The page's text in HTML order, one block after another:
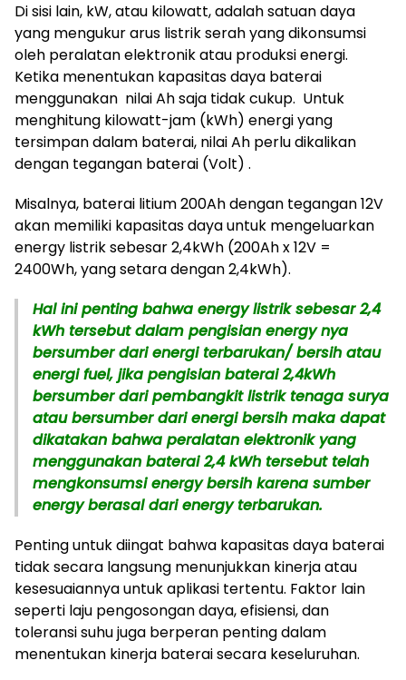
Di sisi lain, kW, atau kilowatt, adalah satuan daya
yang mengukur arus listrik serah yang dikonsumsi
oleh peralatan elektronik atau produksi energi.
Ketika menentukan kapasitas daya baterai
menggunakan nilai Ah saja tidak cukup. Untuk
menghitung kilowatt-jam (kWh) energi yang
tersimpan dalam baterai, nilai Ah perlu dikalikan
dengan tegangan baterai (Volt) .
Misalnya, baterai litium 200Ah dengan tegangan 12V
akan memiliki kapasitas daya untuk mengeluarkan
energy listrik sebesar 2,4kWh (200Ah x 12V =
2400Wh, yang setara dengan 2,4kWh).
Hal ini penting bahwa energy listrik sebesar 2,4
kWh tersebut dalam pengisian energy nya
bersumber dari energi terbarukan/ bersih atau
energi fuel, jika pengisian baterai 2,4kWh
bersumber dari pembangkit listrik tenaga surya
atau bersumber dari energi bersih maka dapat
dikatakan bahwa peralatan elektronik yang
menggunakan baterai 2,4 kWh tersebut telah
mengkonsumsi energy bersih karena sumber
energy berasal dari energy terbarukan.
Penting untuk diingat bahwa kapasitas daya baterai
tidak secara langsung menunjukkan kinerja atau
kesesuaiannya untuk aplikasi tertentu. Faktor lain
seperti laju pengosongan daya, efisiensi, dan
toleransi suhu juga berperan penting dalam
menentukan kinerja baterai secara keseluruhan.